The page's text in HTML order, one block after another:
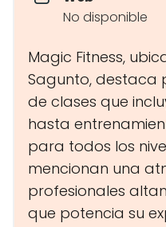
No disponible
Magic Fitness,
Sagunto, destaca
de clases que
hasta
para todos los
mencionan una
profesionales
que potencia su